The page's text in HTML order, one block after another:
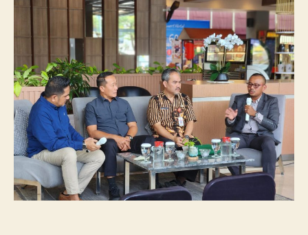
Alih
Fungsi
Lahan
Mijen
dan
Tugu
Ancam
Eksistensi
Semarang